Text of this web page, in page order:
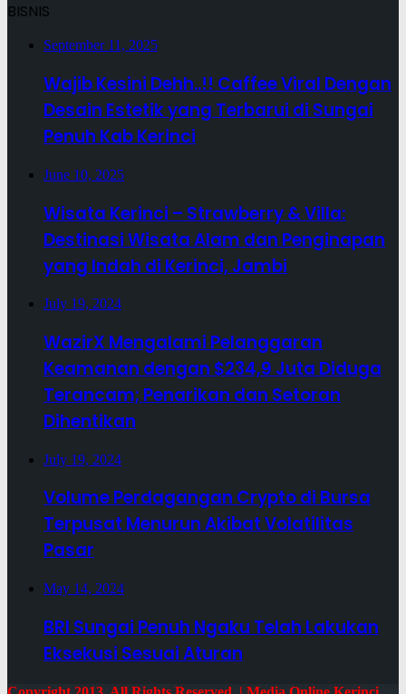
BISNIS
September 11, 2025
Wajib Kesini Dehh..!! Caffee Viral Dengan
Desain Estetik yang Terbarui di Sungai
Penuh Kab Kerinci
June 10, 2025
Wisata Kerinci – Strawberry & Villa:
Destinasi Wisata Alam dan Penginapan
yang Indah di Kerinci, Jambi
July 19, 2024
WazirX Mengalami Pelanggaran
Keamanan dengan $234,9 Juta Diduga
Terancam; Penarikan dan Setoran
Dihentikan
July 19, 2024
Volume Perdagangan Crypto di Bursa
Terpusat Menurun Akibat Volatilitas
Pasar
May 14, 2024
BRI Sungai Penuh Ngaku Telah Lakukan
Eksekusi Sesuai Aturan